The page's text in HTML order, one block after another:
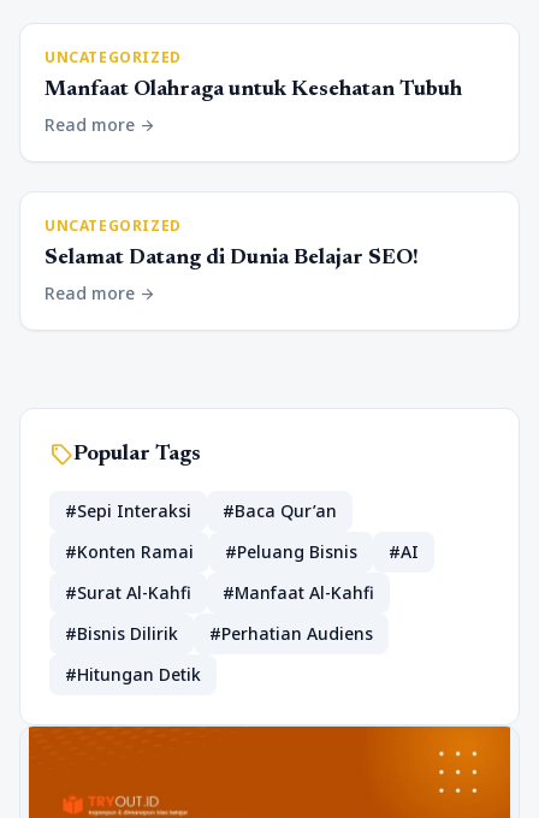
UNCATEGORIZED
Manfaat Olahraga untuk Kesehatan Tubuh
Read more arrow_forward
UNCATEGORIZED
Selamat Datang di Dunia Belajar SEO!
Read more arrow_forward
sellPopular Tags
#Sepi Interaksi
#Baca Qur’an
#Konten Ramai
#Peluang Bisnis
#AI
#Surat Al-Kahfi
#Manfaat Al-Kahfi
#Bisnis Dilirik
#Perhatian Audiens
#Hitungan Detik